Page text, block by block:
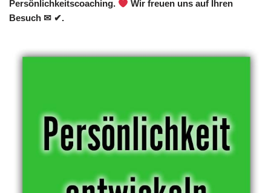
Persönlichkeitscoaching.
Wir freuen uns auf Ihren
Besuch ✉ ✔.